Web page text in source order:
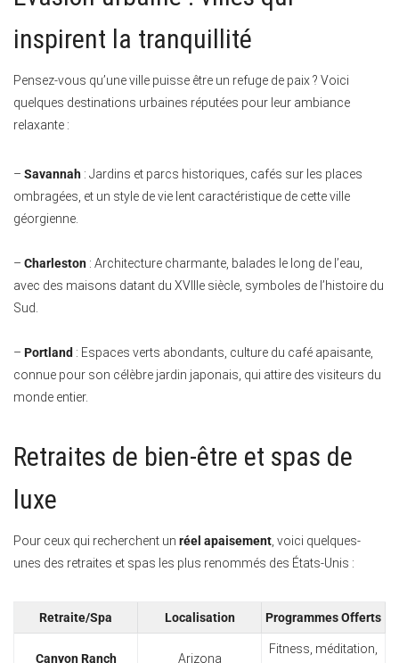
inspirent la tranquillité
Pensez-vous qu’une ville puisse être un refuge de paix ? Voici
quelques destinations urbaines réputées pour leur ambiance
relaxante :
– Savannah : Jardins et parcs historiques, cafés sur les places
ombragées, et un style de vie lent caractéristique de cette ville
géorgienne.
– Charleston : Architecture charmante, balades le long de l’eau,
avec des maisons datant du XVIIIe siècle, symboles de l’histoire du
Sud.
– Portland : Espaces verts abondants, culture du café apaisante,
connue pour son célèbre jardin japonais, qui attire des visiteurs du
monde entier.
Retraites de bien-être et spas de
luxe
Pour ceux qui recherchent un réel apaisement , voici quelques-
unes des retraites et spas les plus renommés des États-Unis :
Retraite/Spa Localisation Programmes Offerts
Canyon Ranch Arizona
Fitness, méditation,